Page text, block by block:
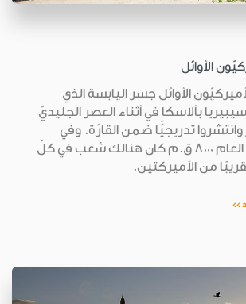
الأوائل
الأوائل جسر اليابسة الذي
بألاسكا في أثناء العصر الجليديّ
وانتشروا تدريجيًّا ضمن القارّة. وفي
حوالي العام 8000 ق.م كان هنالك شعب في كلّ
من الأميركتين.
>>